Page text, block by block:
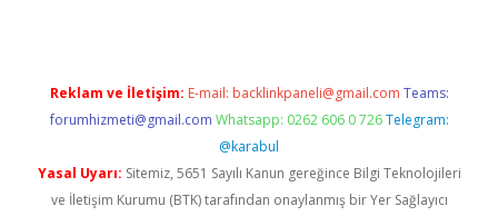
Reklam ve İletişim: E-mail: backlinkpaneli@gmail.com Teams:
forumhizmeti@gmail.com Whatsapp: 0262 606 0 726 Telegram:
@karabul
Yasal Uyarı: Sitemiz, 5651 Sayılı Kanun gereğince Bilgi Teknolojileri
ve İletişim Kurumu (BTK) tarafından onaylanmış bir Yer Sağlayıcı